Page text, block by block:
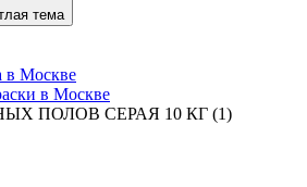
тема
в Москве
в Москве
ПОЛОВ СЕРАЯ 10 КГ (1)